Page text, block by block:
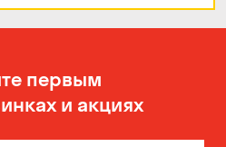
первым
и акциях